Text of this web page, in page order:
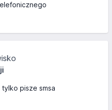
pisze smsa